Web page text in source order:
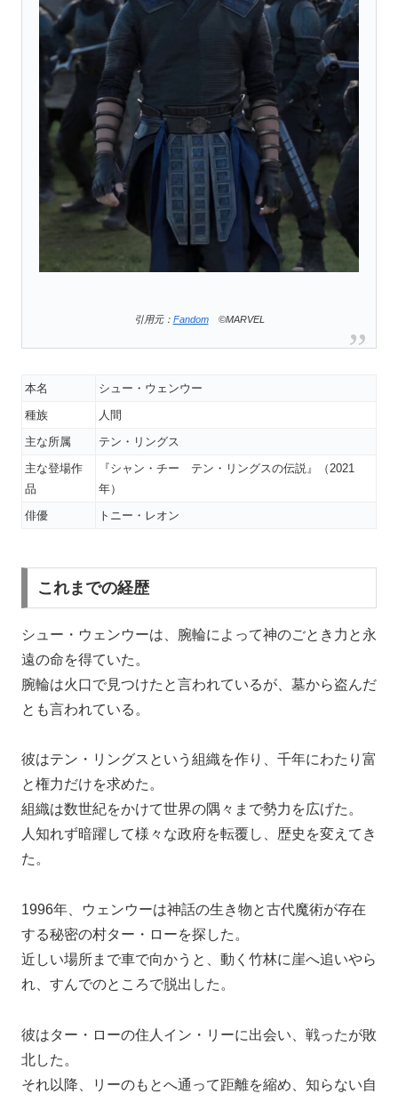
引用元： Fandom©MARVEL
本名
シュー・ウェンウー
種族
人間
主な所属
テン・リングス
主な登場作
品
『シャン・チー テン・リングスの伝説』（2021
年）
俳優
トニー・レオン
これまでの経歴
シュー・ウェンウーは、腕輪によって神のごとき力と永
遠の命を得ていた。
腕輪は火口で見つけたと言われているが、墓から盗んだ
とも言われている。
彼はテン・リングスという組織を作り、千年にわたり富
と権力だけを求めた。
組織は数世紀をかけて世界の隅々まで勢力を広げた。
人知れず暗躍して様々な政府を転覆し、歴史を変えてき
た。
1996年、ウェンウーは神話の生き物と古代魔術が存在
する秘密の村ター・ローを探した。
近しい場所まで車で向かうと、動く竹林に崖へ追いやら
れ、すんでのところで脱出した。
彼はター・ローの住人イン・リーに出会い、戦ったが敗
北した。
それ以降、リーのもとへ通って距離を縮め、知らない自